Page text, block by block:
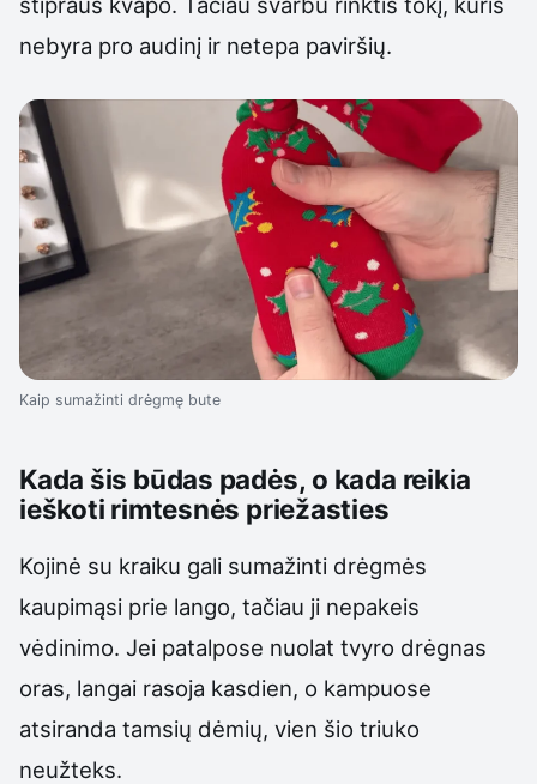
nebyra pro audinį ir netepa paviršių.
Kaip sumažinti drėgmę bute
Kada šis būdas padės, o kada reikia
ieškoti rimtesnės priežasties
Kojinė su kraiku gali sumažinti drėgmės
kaupimąsi prie lango, tačiau ji nepakeis
vėdinimo. Jei patalpose nuolat tvyro drėgnas
oras, langai rasoja kasdien, o kampuose
atsiranda tamsių dėmių, vien šio triuko
neužteks.